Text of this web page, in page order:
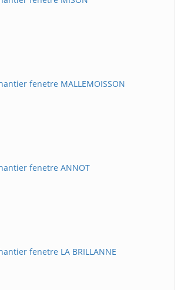
fenetre MALLEMOISSON
fenetre ANNOT
fenetre LA BRILLANNE